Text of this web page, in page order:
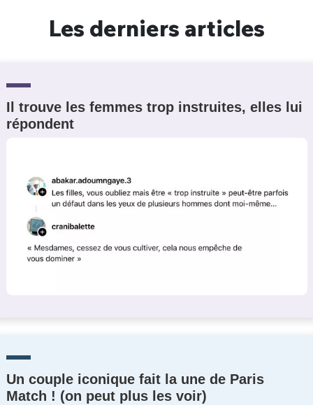
Les derniers articles
Il trouve les femmes trop instruites, elles lui
répondent
Un couple iconique fait la une de Paris
Match ! (on peut plus les voir)